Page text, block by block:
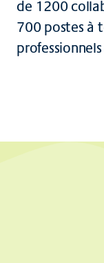
de 1200
700 postes à